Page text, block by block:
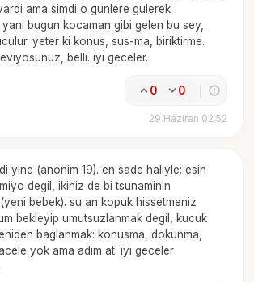
ama simdi o gunlere gulerek
bugun kocaman gibi gelen bu sey,
yeter ki konus, sus-ma, biriktirme.
belli. iyi geceler.
0 0
29 Haziran 02:52
yine (anonim 19). en sade haliyle: esin
degil, ikiniz de bi tsunaminin
bebek). su an kopuk hissetmeniz
bekleyip umutsuzlanmak degil, kucuk
baglanmak: konusma, dokunma,
yok ama adim at. iyi geceler